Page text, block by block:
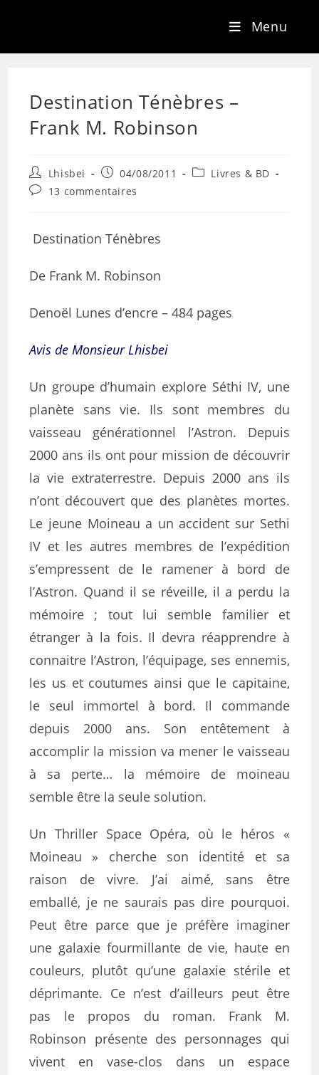
Menu
Destination Ténèbres –
Frank M. Robinson
Lhisbei 04/08/2011
Livres & BD
13 commentaires
Destination Ténèbres
De Frank M. Robinson
Denoël Lunes d’encre – 484 pages
Avis de Monsieur Lhisbei
Un groupe d’humain explore Séthi IV, une
planète sans vie. Ils sont membres du
vaisseau générationnel l’Astron. Depuis
2000 ans ils ont pour mission de découvrir
la vie extraterrestre. Depuis 2000 ans ils
n’ont découvert que des planètes mortes.
Le jeune Moineau a un accident sur Sethi
IV et les autres membres de l’expédition
s’empressent de le ramener à bord de
l’Astron. Quand il se réveille, il a perdu la
mémoire ; tout lui semble familier et
étranger à la fois. Il devra réapprendre à
connaitre l’Astron, l’équipage, ses ennemis,
les us et coutumes ainsi que le capitaine,
le seul immortel à bord. Il commande
depuis 2000 ans. Son entêtement à
accomplir la mission va mener le vaisseau
à sa perte… la mémoire de moineau
semble être la seule solution.
Un Thriller Space Opéra, où le héros «
Moineau » cherche son identité et sa
raison de vivre. J’ai aimé, sans être
emballé, je ne saurais pas dire pourquoi.
Peut être parce que je préfère imaginer
une galaxie fourmillante de vie, haute en
couleurs, plutôt qu’une galaxie stérile et
déprimante. Ce n’est d’ailleurs peut être
pas le propos du roman. Frank M.
Robinson présente des personnages qui
vivent en vase-clos dans un espace